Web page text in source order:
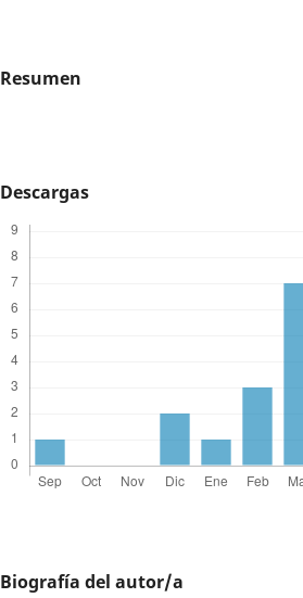
Resumen
Descargas
Biografía del autor/a